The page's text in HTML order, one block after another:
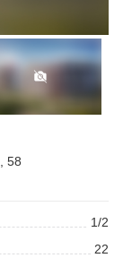
, 58
1/2
22